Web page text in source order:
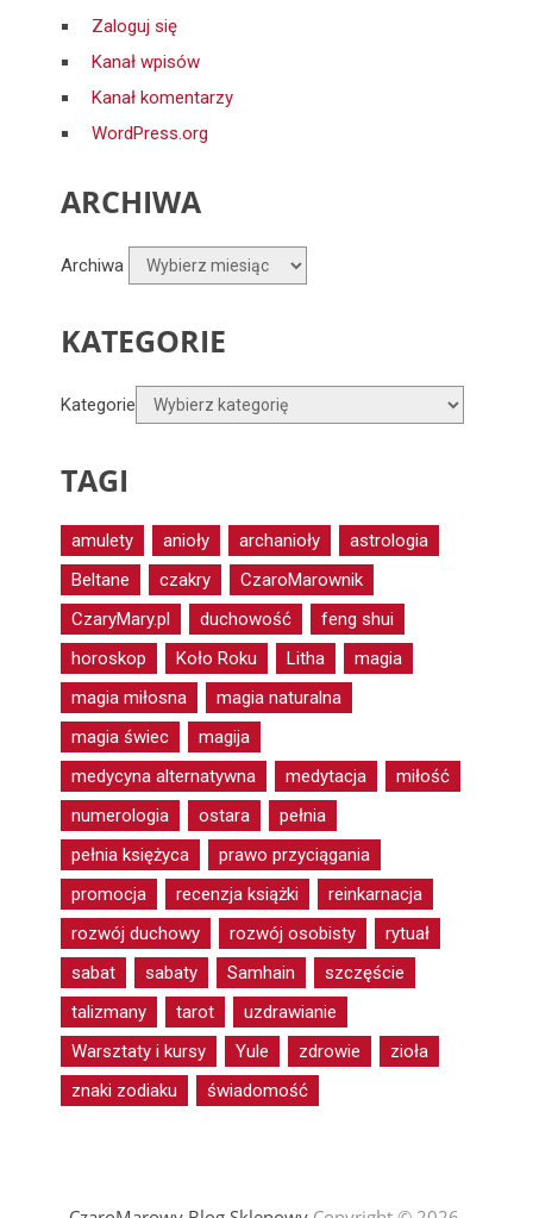
Zaloguj się
Kanał wpisów
Kanał komentarzy
WordPress.org
ARCHIWA
Archiwa
KATEGORIE
Kategorie
TAGI
amulety anioły archanioły
astrologia
Beltane
czakry
CzaroMarownik
CzaryMary.pl
duchowość
feng shui
horoskop
Koło Roku Litha
magia
magia miłosna
magia naturalna
magia świec
magija
medycyna alternatywna
medytacja
miłość
numerologia
ostara
pełnia
pełnia księżyca
prawo przyciągania
promocja
recenzja książki
reinkarnacja
rozwój duchowy
rozwój osobisty
rytuał
sabat
sabaty Samhain
szczęście
talizmany
tarot
uzdrawianie
Warsztaty i kursy
Yule zdrowie
zioła
znaki zodiaku
świadomość